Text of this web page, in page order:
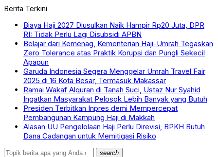
Berita Terkini
Biaya Haji 2027 Diusulkan Naik Hampir Rp20 Juta, DPR
RI: Tidak Perlu Lagi Disubsidi APBN
Belajar dari Kemenag, Kementerian Haji-Umrah Tegaskan
Zero Tolerance atas Praktik Korupsi dan Pungli Sekecil
Apapun
Garuda Indonesia Segera Menggelar Umrah Travel Fair
2025 di 16 Kota Besar, Termasuk Makassar
Ramai Wakaf Alquran di Tanah Suci, Ustaz Nur Syahid
Ingatkan Masyarakat Pelosok Lebih Banyak yang Butuh
Presiden Terbitkan Inpres demi Mempercepat
Pembangunan Kampung Haji di Makkah
Alasan UU Pengelolaan Haji Perlu Direvisi, BPKH Butuh
Dana Cadangan untuk Memitigasi Risiko
search